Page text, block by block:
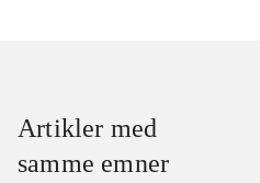
Artikler med
samme emner